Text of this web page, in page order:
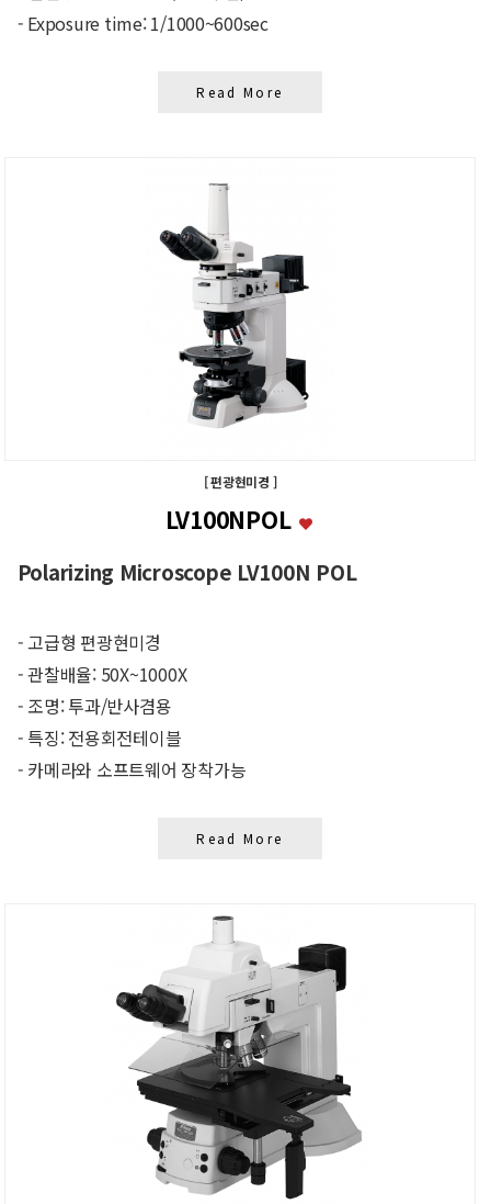
- Exposure time: 1/1000~600sec
Read More
[ 편광현미경 ]
LV100NPOL
Polarizing Microscope LV100N POL
- 고급형 편광현미경
- 관찰배율: 50X~1000X
- 조명: 투과/반사겸용
- 특징: 전용회전테이블
- 카메라와 소프트웨어 장착가능
Read More